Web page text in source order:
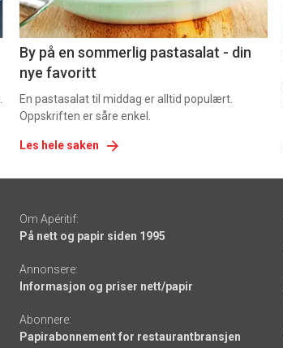
5
By på en sommerlig pastasalat - din
nye favoritt
En pastasalat til middag er alltid populært.
Oppskriften er såre enkel.
Les hele saken
Om Apéritif:
På nett og papir siden 1995
Annonsere:
Informasjon og priser nett/papir
Abonnere:
Papirabonnement for restaurantbransjen